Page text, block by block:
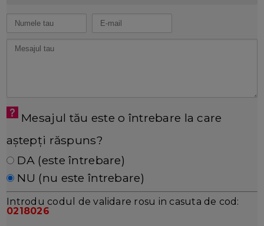
Mesajul tău este o întrebare la care
aștepți răspuns?
DA (este întrebare)
NU (nu este întrebare)
Introdu codul de validare rosu in casuta de cod:
0218026